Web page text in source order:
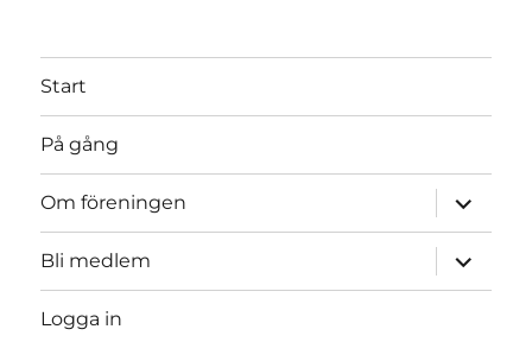
Start
På gång
Om föreningen
Bli medlem
Logga in